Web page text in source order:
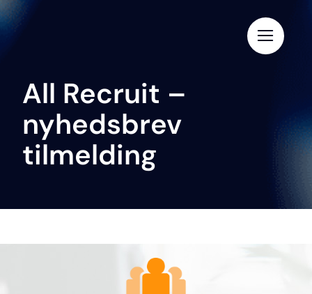
Skip
All Recruit –
nyhedsbrev
tilmelding